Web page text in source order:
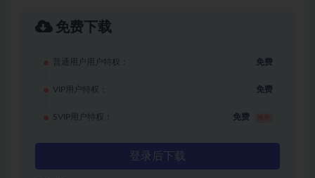
免费下载
普通用户用户特权： 免费
VIP用户特权： 免费
SVIP用户特权： 免费
登录后下载